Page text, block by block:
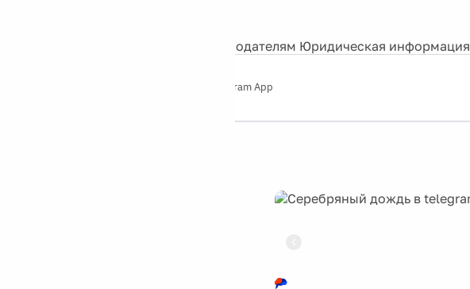
Рекламодателям Юридическая информация
Telegram App